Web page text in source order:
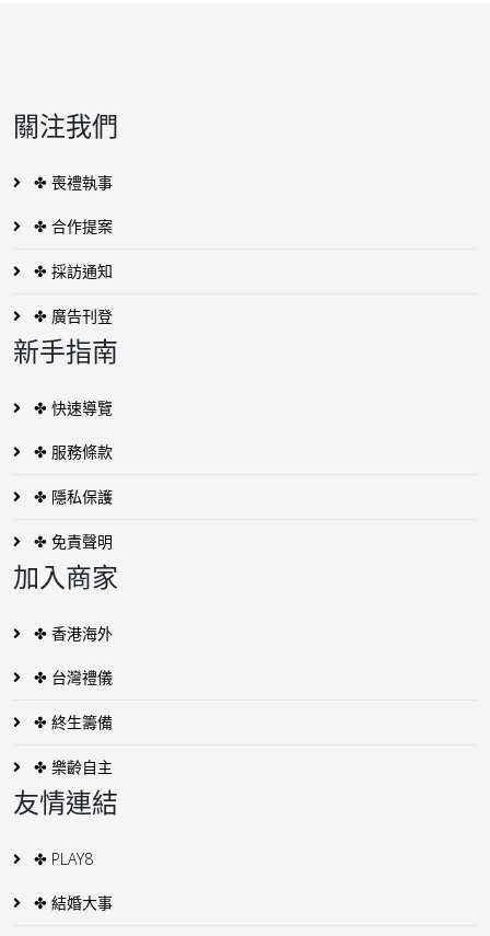
關注我們
✤ 喪禮執事
✤ 合作提案
✤ 採訪通知
✤ 廣告刊登
新手指南
✤ 快速導覽
✤ 服務條款
✤ 隱私保護
✤ 免責聲明
加入商家
✤ 香港海外
✤ 台灣禮儀
✤ 終生籌備
✤ 樂齡自主
友情連結
✤ PLAY8
✤ 結婚大事